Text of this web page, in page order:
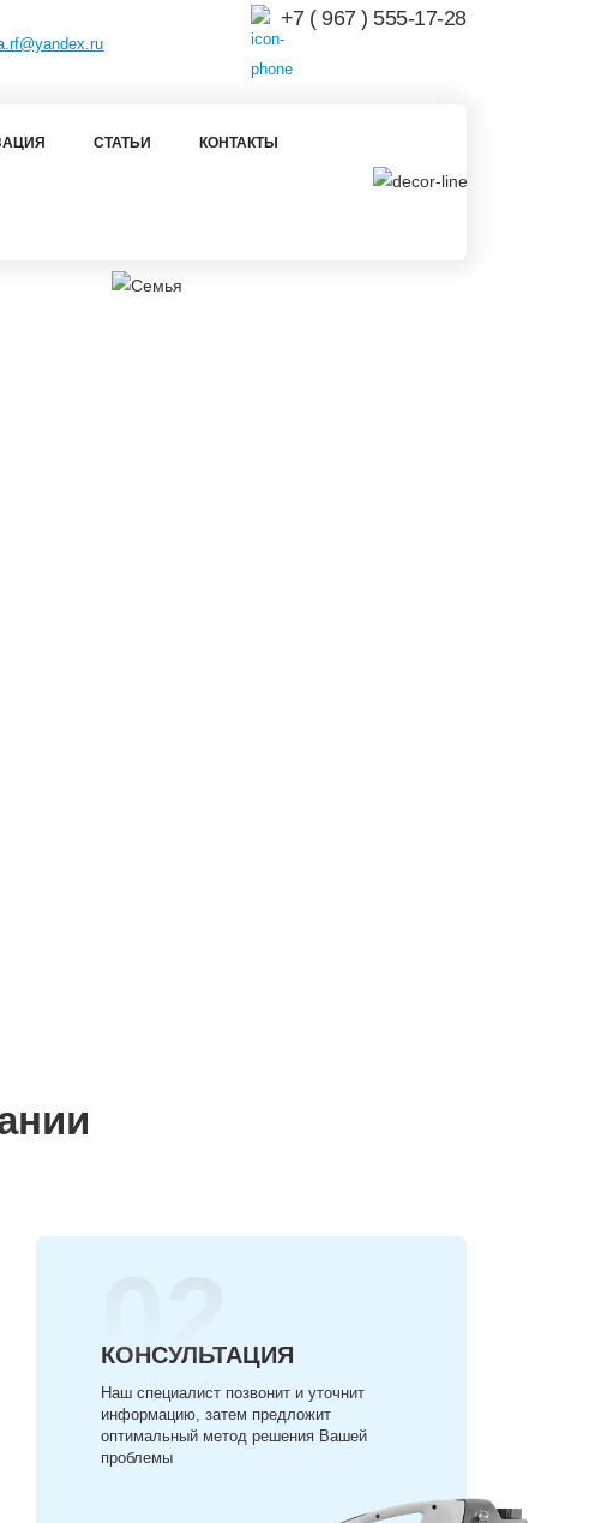
+7 ( 967 ) 555-17-28
СТАТЬИ КОНТАКТЫ
02
КОНСУЛЬТАЦИЯ
Наш специалист позвонит и уточнит
информацию, затем предложит
оптимальный метод решения Вашей
проблемы